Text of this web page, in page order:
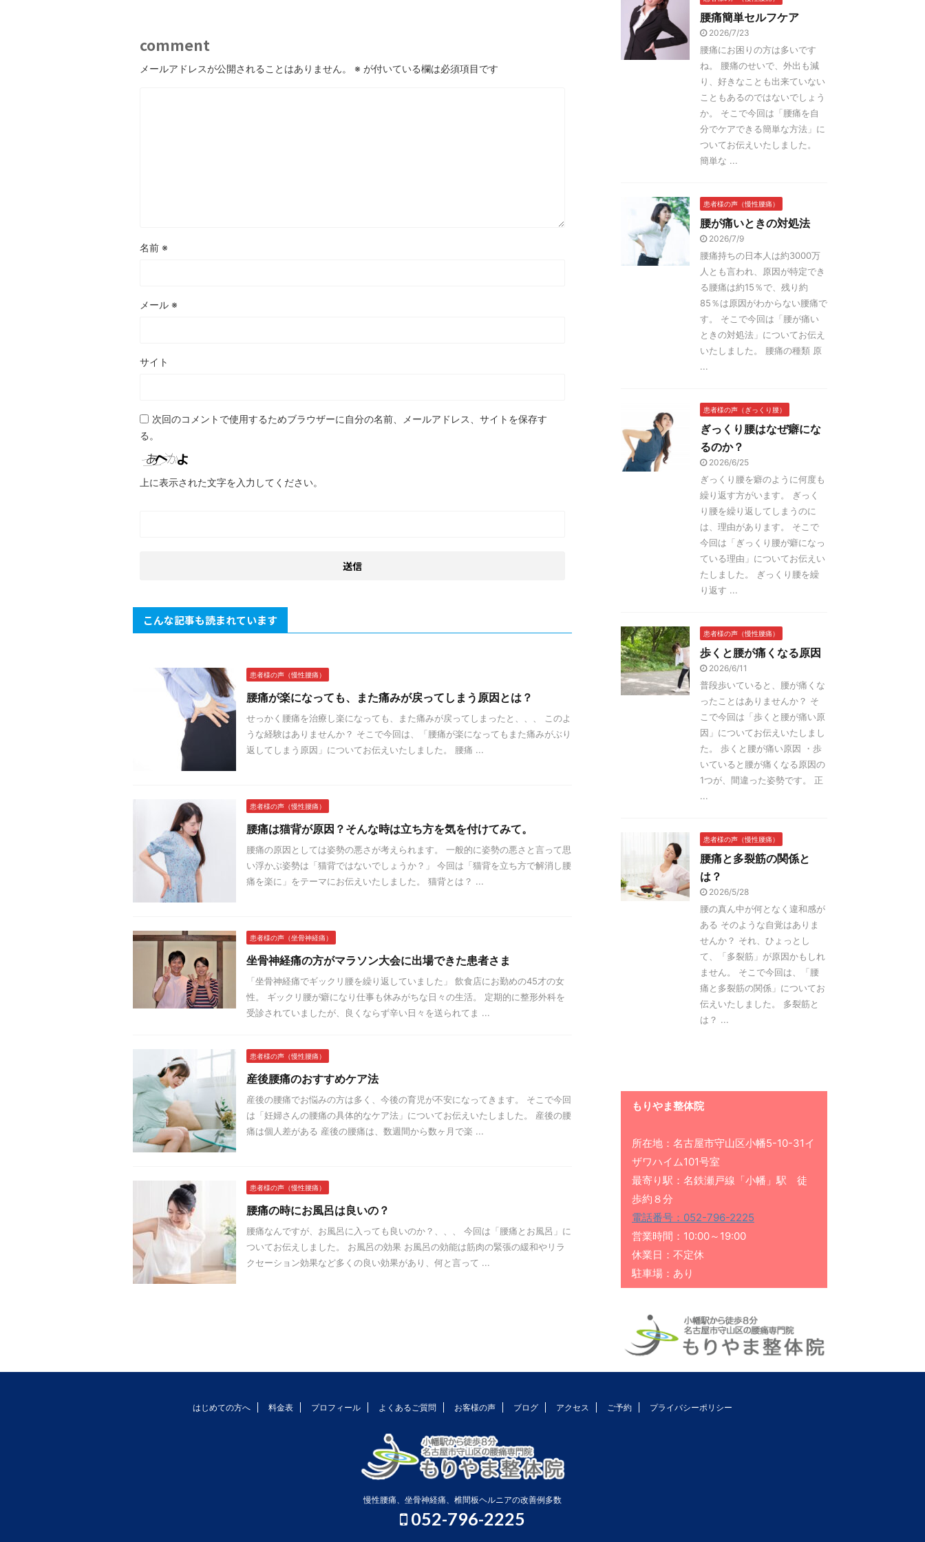
comment
メールアドレスが公開されることはありません。 ※ が付いている欄は必須項目です
名前 ※
メール ※
サイト
次回のコメントで使用するためブラウザーに自分の名前、メールアドレス、サイトを保存す
る。
上に表示された文字を入力してください。
こんな記事も読まれています
患者様の声（慢性腰痛）
腰痛が楽になっても、また痛みが戻ってしまう原因とは？
せっかく腰痛を治療し楽になっても、また痛みが戻ってしまったと、、、 このよ
うな経験はありませんか？ そこで今回は、「腰痛が楽になってもまた痛みがぶり
返してしまう原因」についてお伝えいたしました。 腰痛 ...
患者様の声（慢性腰痛）
腰痛は猫背が原因？そんな時は立ち方を気を付けてみて。
腰痛の原因としては姿勢の悪さが考えられます。 一般的に姿勢の悪さと言って思
い浮かぶ姿勢は「猫背ではないでしょうか？」 今回は「猫背を立ち方で解消し腰
痛を楽に」をテーマにお伝えいたしました。 猫背とは？ ...
患者様の声（坐骨神経痛）
坐骨神経痛の方がマラソン大会に出場できた患者さま
「坐骨神経痛でギックリ腰を繰り返していました」 飲食店にお勤めの45才の女
性。 ギックリ腰が癖になり仕事も休みがちな日々の生活。 定期的に整形外科を
受診されていましたが、良くならず辛い日々を送られてま ...
患者様の声（慢性腰痛）
産後腰痛のおすすめケア法
産後の腰痛でお悩みの方は多く、今後の育児が不安になってきます。 そこで今回
は「妊婦さんの腰痛の具体的なケア法」についてお伝えいたしました。 産後の腰
痛は個人差がある 産後の腰痛は、数週間から数ヶ月で楽 ...
患者様の声（慢性腰痛）
腰痛の時にお風呂は良いの？
腰痛なんですが、お風呂に入っても良いのか？、、、 今回は「腰痛とお風呂」に
ついてお伝えしました。 お風呂の効果 お風呂の効能は筋肉の緊張の緩和やリラ
クセーション効果など多くの良い効果があり、何と言って ...
腰痛簡単セルフケア
2026/7/23
腰痛にお困りの方は多いです
ね。 腰痛のせいで、外出も減
り、好きなことも出来ていない
こともあるのではないでしょう
か。 そこで今回は「腰痛を自
分でケアできる簡単な方法」に
ついてお伝えいたしました。
簡単な ...
患者様の声（慢性腰痛）
腰が痛いときの対処法
2026/7/9
腰痛持ちの日本人は約3000万
人とも言われ、原因が特定でき
る腰痛は約15％で、残り約
85％は原因がわからない腰痛で
す。 そこで今回は「腰が痛い
ときの対処法」についてお伝え
いたしました。 腰痛の種類 原
...
患者様の声（ぎっくり腰）
ぎっくり腰はなぜ癖にな
るのか？
2026/6/25
ぎっくり腰を癖のように何度も
繰り返す方がいます。 ぎっく
り腰を繰り返してしまうのに
は、理由があります。 そこで
今回は「ぎっくり腰が癖になっ
ている理由」についてお伝えい
たしました。 ぎっくり腰を繰
り返す ...
患者様の声（慢性腰痛）
歩くと腰が痛くなる原因
2026/6/11
普段歩いていると、腰が痛くな
ったことはありませんか？ そ
こで今回は「歩くと腰が痛い原
因」についてお伝えいたしまし
た。 歩くと腰が痛い原因 ・歩
いていると腰が痛くなる原因の
1つが、間違った姿勢です。 正
...
患者様の声（慢性腰痛）
腰痛と多裂筋の関係と
は？
2026/5/28
腰の真ん中が何となく違和感が
ある そのような自覚はありま
せんか？ それ、ひょっとし
て、「多裂筋」が原因かもしれ
ません。 そこで今回は、「腰
痛と多裂筋の関係」についてお
伝えいたしました。 多裂筋と
は？ ...
もりやま整体院
所在地：名古屋市守山区小幡5-10-31イ
ザワハイム101号室
最寄り駅：名鉄瀬戸線「小幡」駅 徒
歩約８分
電話番号：052-796-2225
営業時間：10:00～19:00
休業日：不定休
駐車場：あり
はじめての方へ 料金表 プロフィール よくあるご質問 お客様の声 ブログ アクセス ご予約 プライバシーポリシー
慢性腰痛、坐骨神経痛、椎間板ヘルニアの改善例多数
052-796-2225